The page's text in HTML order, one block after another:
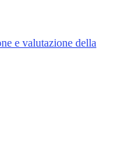
e valutazione della